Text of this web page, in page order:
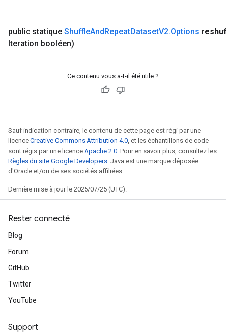
public statique ShuffleAndRepeatDatasetV2.Options
Iteration booléen)
Ce contenu vous a-t-il été utile ?
Sauf indication contraire, le contenu de cette page est régi par une
licence Creative Commons Attribution 4.0 , et les échantillons de code
sont régis par une licence Apache 2.0 . Pour en savoir plus, consultez les
Règles du site Google Developers . Java est une marque déposée
d'Oracle et/ou de ses sociétés affiliées.
Dernière mise à jour le 2025/07/25 (UTC).
Rester connecté
Blog
Forum
GitHub
Twitter
YouTube
Support